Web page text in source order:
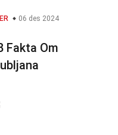
06 des 2024
Fakta Om